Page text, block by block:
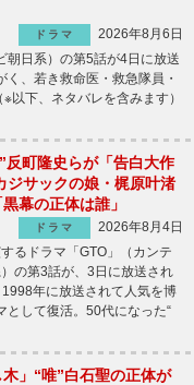
ドラマ
2026年8月6日
日系）の第5話が4日に放送
、若き救命医・救急隊員・
以下、ネタバレを含みます）
反町隆史らが「告白大作
ジサックの娘・梶原叶渚
幕の正体は誰」
ドラマ
2026年8月4日
るドラマ「GTO」（カンテ
の第3話が、3日に放送され
年に放送されて人気を博
として復活。50代になった“
木」“唯”白石聖の正体が